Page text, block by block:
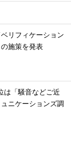
リフィケーション
施策を発表
は「騒音などご近
ニケーションズ調